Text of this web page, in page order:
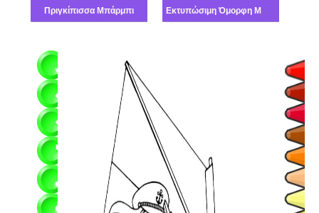
Πριγκίπισσα Μπάρμπι Εκτυπώσιμη Όμορφη Μπάρμπι